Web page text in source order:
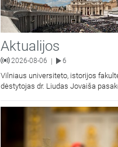
Aktualijos
2026-08-06 | 6
Vilniaus universiteto, istorijos
dėstytojas dr. Liudas Jovaiša
Jacevičius.